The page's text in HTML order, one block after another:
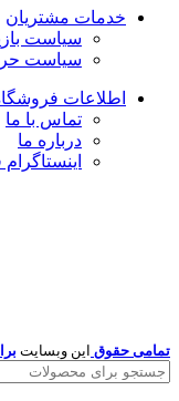
خدمات مشتریان
سیاست
سیاست
اطلاعات
تماس با ما
درباره ما
تمامی حقوق این وبسایت